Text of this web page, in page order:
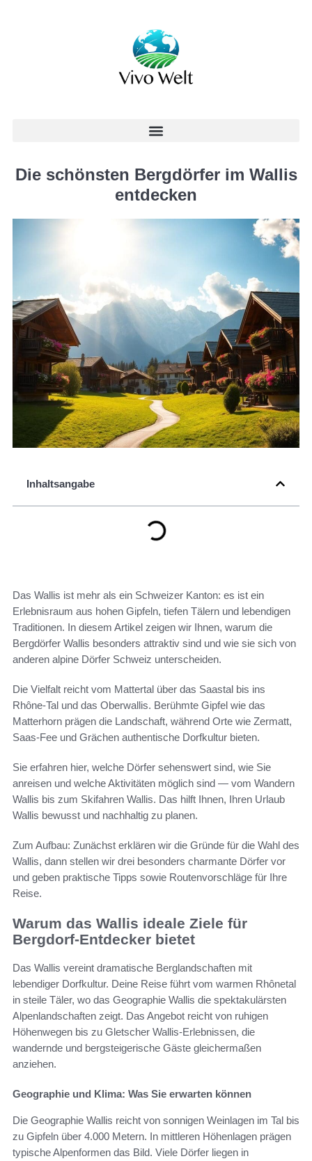
Die schönsten Bergdörfer im Wallis
entdecken
Inhaltsangabe
Das Wallis ist mehr als ein Schweizer Kanton: es ist ein
Erlebnisraum aus hohen Gipfeln, tiefen Tälern und lebendigen
Traditionen. In diesem Artikel zeigen wir Ihnen, warum die
Bergdörfer Wallis besonders attraktiv sind und wie sie sich von
anderen alpine Dörfer Schweiz unterscheiden.
Die Vielfalt reicht vom Mattertal über das Saastal bis ins
Rhône-Tal und das Oberwallis. Berühmte Gipfel wie das
Matterhorn prägen die Landschaft, während Orte wie Zermatt,
Saas-Fee und Grächen authentische Dorfkultur bieten.
Sie erfahren hier, welche Dörfer sehenswert sind, wie Sie
anreisen und welche Aktivitäten möglich sind — vom Wandern
Wallis bis zum Skifahren Wallis. Das hilft Ihnen, Ihren Urlaub
Wallis bewusst und nachhaltig zu planen.
Zum Aufbau: Zunächst erklären wir die Gründe für die Wahl des
Wallis, dann stellen wir drei besonders charmante Dörfer vor
und geben praktische Tipps sowie Routenvorschläge für Ihre
Reise.
Warum das Wallis ideale Ziele für
Bergdorf-Entdecker bietet
Das Wallis vereint dramatische Berglandschaften mit
lebendiger Dorfkultur. Deine Reise führt vom warmen Rhônetal
in steile Täler, wo das Geographie Wallis die spektakulärsten
Alpenlandschaften zeigt. Das Angebot reicht von ruhigen
Höhenwegen bis zu Gletscher Wallis-Erlebnissen, die
wandernde und bergsteigerische Gäste gleichermaßen
anziehen.
Geographie und Klima: Was Sie erwarten können
Die Geographie Wallis reicht von sonnigen Weinlagen im Tal bis
zu Gipfeln über 4.000 Metern. In mittleren Höhenlagen prägen
typische Alpenformen das Bild. Viele Dörfer liegen in